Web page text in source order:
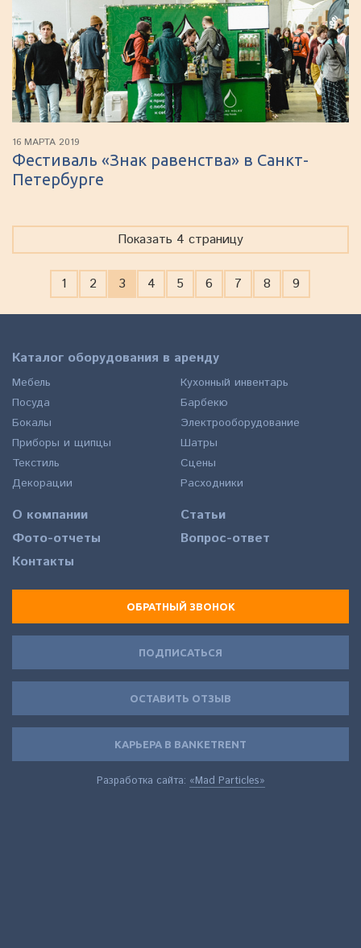
16 МАРТА 2019
Фестиваль «Знак равенства» в Санкт-
Петербурге
Показать 4 страницу
1 2 3 4 5 6 7 8 9
Каталог оборудования в аренду
Мебель
Посуда
Бокалы
Приборы и щипцы
Текстиль
Декорации
Кухонный инвентарь
Барбекю
Электрооборудование
Шатры
Сцены
Расходники
О компании
Статьи
Фото-отчеты
Вопрос-ответ
Контакты
ОБРАТНЫЙ ЗВОНОК
ПОДПИСАТЬСЯ
ОСТАВИТЬ ОТЗЫВ
КАРЬЕРА В BANKETRENT
Разработка сайта: «Mad Particles»